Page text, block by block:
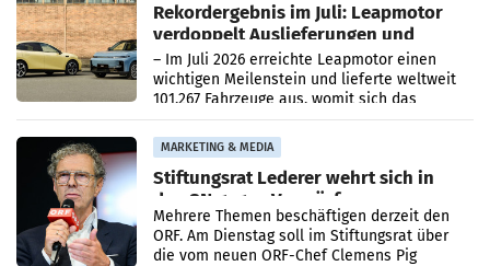
Rekordergebnis im Juli: Leapmotor
verdoppelt Auslieferungen und
überschreitet die 100.000er-Marke
– Im Juli 2026 erreichte Leapmotor einen
wichtigen Meilenstein und lieferte weltweit
101.267 Fahrzeuge aus, womit sich das
Ergebnis gegenüber Juli 2025 mehr als
verdoppelte (+102
MARKETING & MEDIA
Stiftungsrat Lederer wehrt sich in
den SN gegen Vorwürfe
Mehrere Themen beschäftigen derzeit den
ORF. Am Dienstag soll im Stiftungsrat über
die vom neuen ORF-Chef Clemens Pig